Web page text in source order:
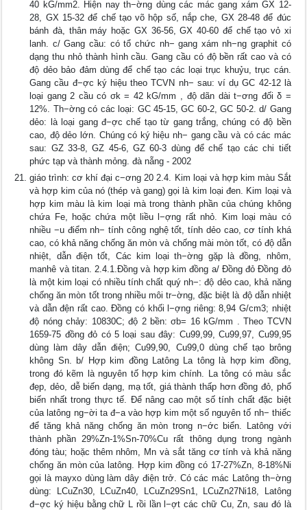
40 kG/mm2. Hiện nay th−ờng dùng các mác gang xám GX 12-
28, GX 15-32 để chế tạo võ hộp số, nắp che, GX 28-48 để đúc
bánh đà, thân máy hoặc GX 36-56, GX 40-60 để chế tạo vỏ xi
lanh. c/ Gang cầu: có tổ chức nh− gang xám nh−ng graphit có
dạng thu nhỏ thành hình cầu. Gang cầu có độ bền rất cao và có
độ dẻo bảo đảm dùng để chế tạo các loại trục khuỷu, trục cán.
Gang cầu đ−ợc ký hiệu theo TCVN nh− sau: ví dụ GC 42-12 là
loại gang 2 cầu có σk = 42 kG/mm , độ dãn dài t−ơng đối δ =
12%. Th−ờng có các loại: GC 45-15, GC 60-2, GC 50-2. d/ Gang
dẻo: là loại gang đ−ợc chế tạo từ gang trắng, chúng có độ bền
cao, độ dẻo lớn. Chúng có ký hiệu nh− gang cầu và có các mác
sau: GZ 33-8, GZ 45-6, GZ 60-3 dùng để chế tạo các chi tiết
phức tạp và thành mỏng. đà nẵng - 2002
giáo trình: cơ khí đại c−ơng 20 2.4. Kim loại và hợp kim màu Sắt
và hợp kim của nó (thép và gang) gọi là kim loại đen. Kim loại và
hợp kim màu là kim loại mà trong thành phần của chúng không
chứa Fe, hoặc chứa một liều l−ợng rất nhỏ. Kim loại màu có
nhiều −u điểm nh− tính công nghệ tốt, tính dẻo cao, cơ tính khá
cao, có khả năng chống ăn mòn và chống mài mòn tốt, có độ dẫn
nhiệt, dẫn điện tốt, Các kim loại th−ờng gặp là đồng, nhôm,
manhê và titan. 2.4.1.Đồng và hợp kim đồng a/ Đồng đỏ Đồng đỏ
là một kim loại có nhiều tính chất quý nh−: độ dẻo cao, khả năng
chống ăn mòn tốt trong nhiều môi tr−ờng, đặc biệt là độ dẫn nhiệt
và dẫn đện rất cao. Đồng có khối l−ợng riêng: 8,94 G/cm3; nhiệt
độ nóng chảy: 10830C; độ 2 bền: σb= 16 kG/mm . Theo TCVN
1659-75 đồng đỏ có 5 loại sau đây: Cu99,99, Cu99,97, Cu99,95
dùng làm dây dẫn điện; Cu99,90, Cu99,0 dùng chế tạo brông
không Sn. b/ Hợp kim đồng Latông La tông là hợp kim đồng,
trong đó kẽm là nguyên tố hợp kim chính. La tông có màu sắc
đẹp, dẻo, dễ biến dạng, mạ tốt, giá thành thấp hơn đồng đỏ, phổ
biến nhất trong thực tế. Để nâng cao một số tính chất đặc biệt
của latông ng−ời ta đ−a vào hợp kim một số nguyên tố nh− thiếc
để tăng khả năng chống ăn mòn trong n−ớc biển. Latông với
thành phần 29%Zn-1%Sn-70%Cu rất thông dụng trong ngành
đóng tàu; hoặc thêm nhôm, Mn và sắt tăng cơ tính và khả năng
chống ăn mòn của latông. Hợp kim đồng có 17-27%Zn, 8-18%Ni
gọi là mayxo dùng làm dây điện trở. Có các mác Latông th−ờng
dùng: LCuZn30, LCuZn40, LCuZn29Sn1, LCuZn27Ni18, Latông
đ−ợc ký hiệu bằng chữ L rồi lần l−ợt các chữ Cu, Zn, sau đó là